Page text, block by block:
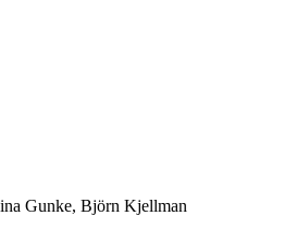
Gunke, Björn Kjellman